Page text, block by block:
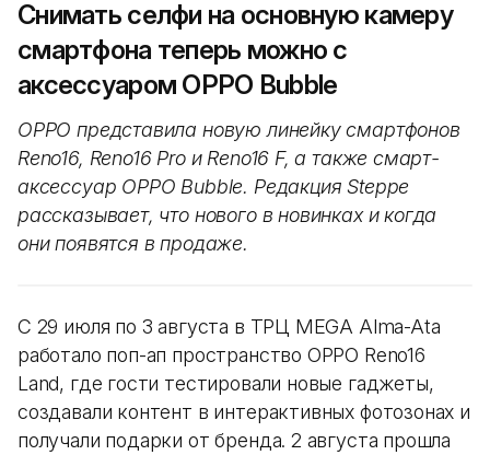
Снимать селфи на основную камеру
смартфона теперь можно с
аксессуаром OPPO Bubble
OPPO представила новую линейку смартфонов
Reno16, Reno16 Pro и Reno16 F, а также смарт-
аксессуар OPPO Bubble. Редакция Steppe
рассказывает, что нового в новинках и когда
они появятся в продаже.
С 29 июля по 3 августа в ТРЦ MEGA Alma-Ata
работало поп-ап пространство OPPO Reno16
Land, где гости тестировали новые гаджеты,
создавали контент в интерактивных фотозонах и
получали подарки от бренда. 2 августа прошла